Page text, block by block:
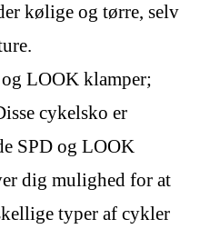
kølige og tørre, selv
og LOOK klamper;
cykelsko er
SPD og LOOK
dig mulighed for at
typer af cykler